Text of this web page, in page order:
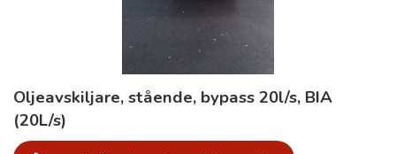
Oljeavskiljare, stående, bypass 20l/s, BIA
(20L/s)